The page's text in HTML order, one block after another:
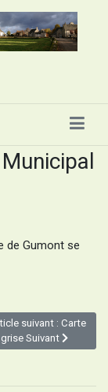
de Gumont se
suivant : Carte
grise Suivant